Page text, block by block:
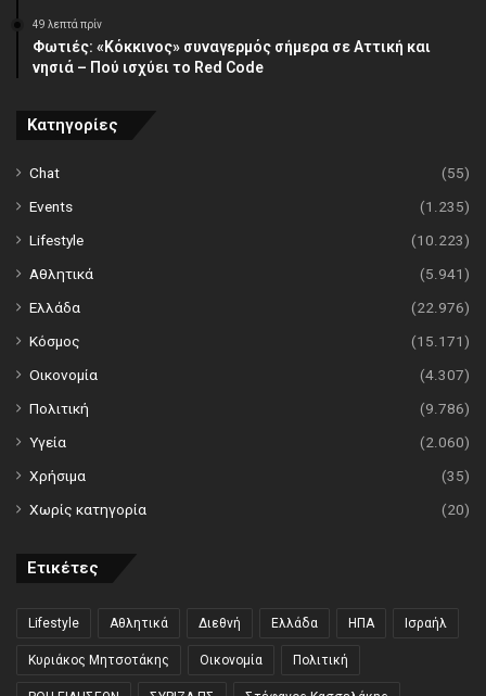
49 λεπτά πρίν
Φωτιές: «Κόκκινος» συναγερμός σήμερα σε Αττική και
νησιά – Πού ισχύει το Red Code
Κατηγορίες
Chat
(55)
Events
(1.235)
Lifestyle
(10.223)
Αθλητικά
(5.941)
Ελλάδα
(22.976)
Κόσμος
(15.171)
Οικονομία
(4.307)
Πολιτική
(9.786)
Υγεία
(2.060)
Χρήσιμα
(35)
Χωρίς κατηγορία
(20)
Ετικέτες
Lifestyle Αθλητικά Διεθνή Ελλάδα ΗΠΑ Ισραήλ
Κυριάκος Μητσοτάκης Οικονομία Πολιτική